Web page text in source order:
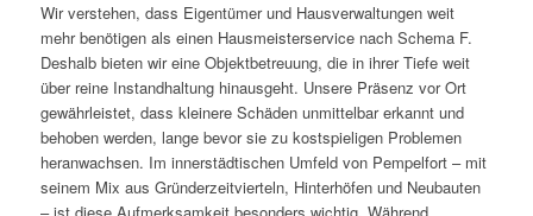
Wir verstehen, dass Eigentümer und Hausverwaltungen weit
mehr benötigen als einen Hausmeisterservice nach Schema F.
Deshalb bieten wir eine Objektbetreuung, die in ihrer Tiefe weit
über reine Instandhaltung hinausgeht. Unsere Präsenz vor Ort
gewährleistet, dass kleinere Schäden unmittelbar erkannt und
behoben werden, lange bevor sie zu kostspieligen Problemen
heranwachsen. Im innerstädtischen Umfeld von Pempelfort – mit
seinem Mix aus Gründerzeitvierteln, Hinterhöfen und Neubauten